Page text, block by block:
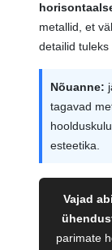
metallid, et
detailid tuleks
Nõuanne:
tagavad
esteetika.
Vajad
parimate